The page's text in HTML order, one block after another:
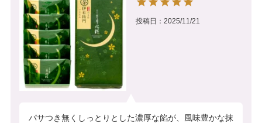
投稿日 2025/11/21
パサつき無くしっとりとした濃厚な餡が、風味豊かな抹